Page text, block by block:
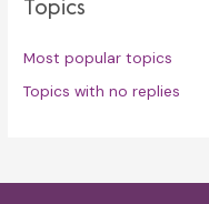
Topics
Most popular topics
Topics with no replies